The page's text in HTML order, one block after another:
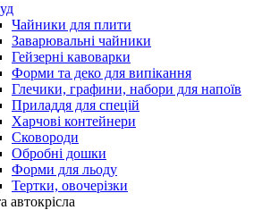
Чайники для плити
Заварювальні чайники
Гейзерні кавоварки
Форми та деко для випікання
Глечики, графини, набори для напоїв
Приладдя для спецій
Харчові контейнери
Сковороди
Обробні дошки
Форми для льоду
Тертки, овочерізки
автокрісла